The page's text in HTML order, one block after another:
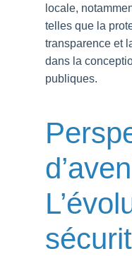
locale,
telles que la
transparence et
dans la
publiques.